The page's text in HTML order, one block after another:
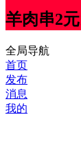
羊肉串2
全局导航
首页
发布
消息
我的